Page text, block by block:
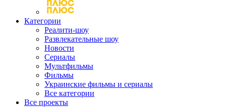
Категории
Реалити-шоу
Развлекательные шоу
Новости
Сериалы
Мультфильмы
Фильмы
Украинские фильмы и сериалы
Все категории
Все проекты